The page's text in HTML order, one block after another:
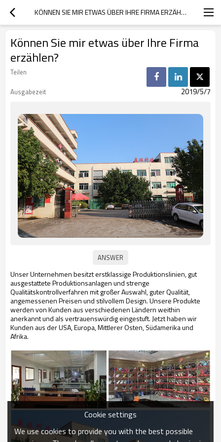
KÖNNEN SIE MIR ETWAS ÜBER IHRE FIRMA ERZÄHLEN?
Können Sie mir etwas über Ihre Firma
erzählen?
Teilen
Ausgabezeit
2019/5/7
Unser Unternehmen besitzt erstklassige Produktionslinien, gut
ausgestattete Produktionsanlagenund strenge
Qualitätskontrollverfahren mit großer Auswahl, guter Qualität,
angemessenenPreisen und stilvollem Design. Unsere Produkte
werden vonKunden aus verschiedenen Ländern weithin
anerkannt und als vertrauenswürdig eingestuft. Jetzt haben wir
Kunden aus der USA,Europa, Mittlerer Osten, Südamerika und
Afrika.
Cookie settings
We use cookies to provide you with the best possible